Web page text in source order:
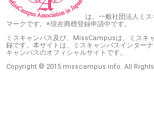
は、一般社団法人ミ
マークです。※現在商標登録申請中です。
ミスキャンパス及び、MissCampusは、ミスキ
録です。本サイトは、ミスキャンパスインター
キャンパスのオフィシャルサイトです。
Copyright © 2015 misscampus.info. All